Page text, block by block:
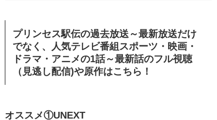
プリンセス駅伝の過去放送～最新放送だけ
でなく、人気テレビ番組スポーツ・映画・
ドラマ・アニメの1話～最新話のフル視聴
（見逃し配信)や原作はこちら！
オススメ①UNEXT